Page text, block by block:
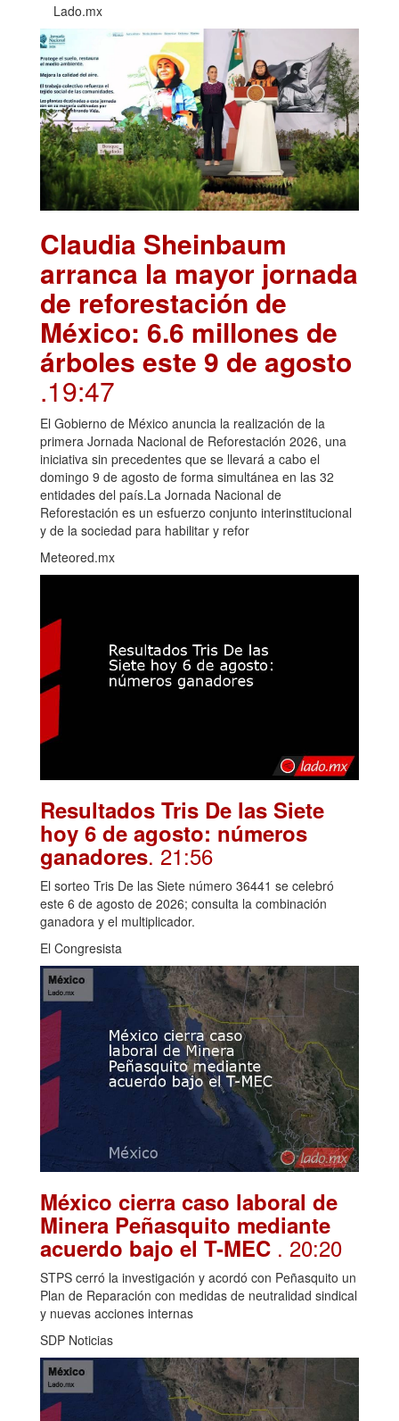
Lado.mx
Claudia Sheinbaum
arranca la mayor jornada
de reforestación de
México: 6.6 millones de
árboles este 9 de agosto
.19:47
El Gobierno de México anuncia la realización de la
primera Jornada Nacional de Reforestación 2026, una
iniciativa sin precedentes que se llevará a cabo el
domingo 9 de agosto de forma simultánea en las 32
entidades del país.La Jornada Nacional de
Reforestación es un esfuerzo conjunto interinstitucional
y de la sociedad para habilitar y refor
Meteored.mx
Resultados Tris De las Siete
hoy 6 de agosto: números
ganadores. 21:56
El sorteo Tris De las Siete número 36441 se celebró
este 6 de agosto de 2026; consulta la combinación
ganadora y el multiplicador.
El Congresista
México cierra caso laboral de
Minera Peñasquito mediante
acuerdo bajo el T-MEC . 20:20
STPS cerró la investigación y acordó con Peñasquito un
Plan de Reparación con medidas de neutralidad sindical
y nuevas acciones internas
SDP Noticias